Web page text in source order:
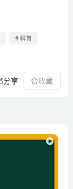
# 科普
分享 收藏